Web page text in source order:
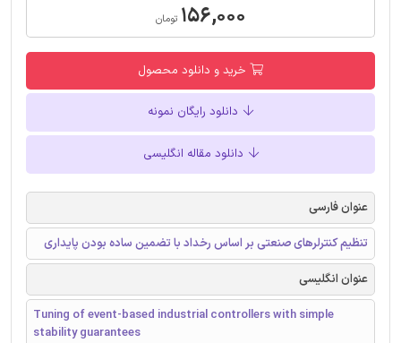
۱۵۶,۰۰۰ تومان
خرید و دانلود محصول
دانلود رایگان نمونه
دانلود مقاله انگلیسی
عنوان فارسی
تنظیم کنترلرهای صنعتی بر اساس رخداد با تضمین ساده بودن پایداری
عنوان انگلیسی
Tuning of event-based industrial controllers with simple
stability guarantees